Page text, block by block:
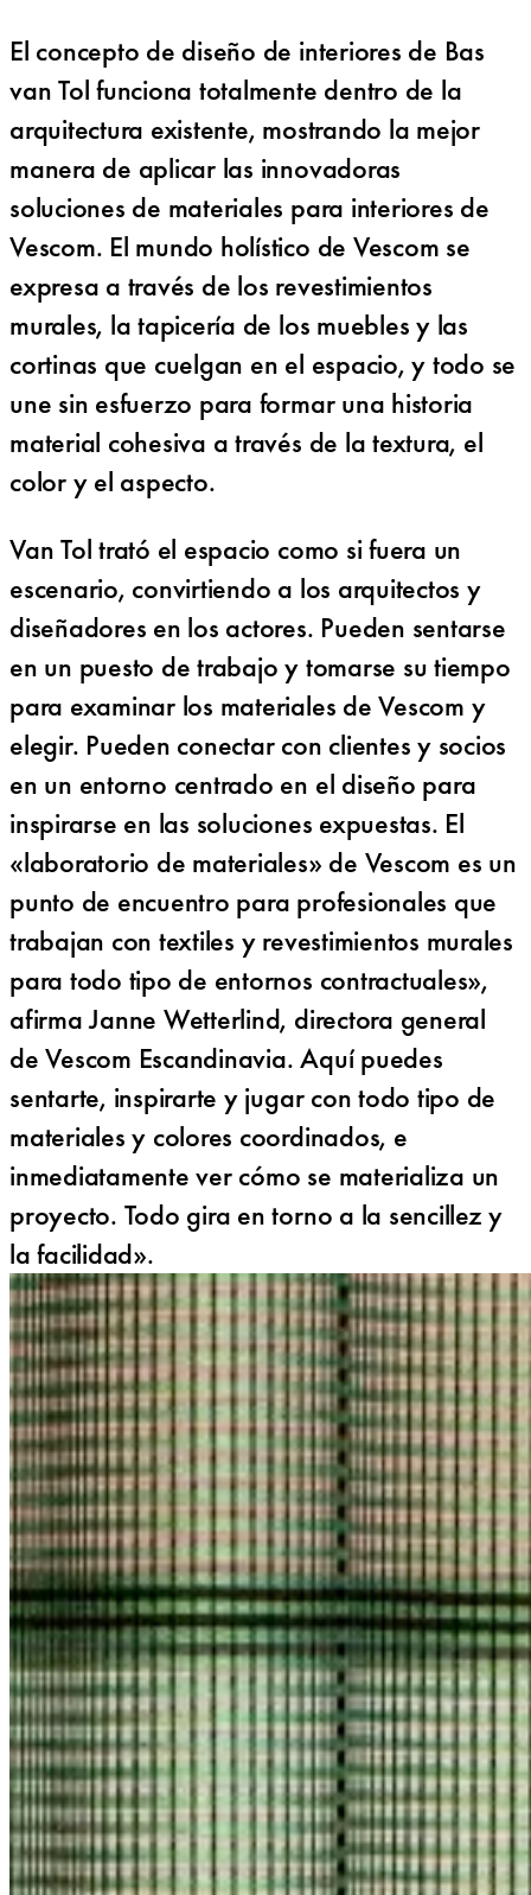
El concepto de diseño de interiores de Bas
van Tol funciona totalmente dentro de la
arquitectura existente, mostrando la mejor
manera de aplicar las innovadoras
soluciones de materiales para interiores de
Vescom. El mundo holístico de Vescom se
expresa a través de los revestimientos
murales, la tapicería de los muebles y las
cortinas que cuelgan en el espacio, y todo se
une sin esfuerzo para formar una historia
material cohesiva a través de la textura, el
color y el aspecto.
Van Tol trató el espacio como si fuera un
escenario, convirtiendo a los arquitectos y
diseñadores en los actores. Pueden sentarse
en un puesto de trabajo y tomarse su tiempo
para examinar los materiales de Vescom y
elegir. Pueden conectar con clientes y socios
en un entorno centrado en el diseño para
inspirarse en las soluciones expuestas. El
«laboratorio de materiales» de Vescom es un
punto de encuentro para profesionales que
trabajan con textiles y revestimientos murales
para todo tipo de entornos contractuales»,
afirma Janne Wetterlind, directora general
de Vescom Escandinavia. Aquí puedes
sentarte, inspirarte y jugar con todo tipo de
materiales y colores coordinados, e
inmediatamente ver cómo se materializa un
proyecto. Todo gira en torno a la sencillez y
la facilidad».